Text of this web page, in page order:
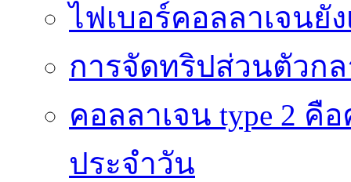
ไฟเบอร์คอลลาเจนยั
การจัดทริปส่วนตัวก
คอลลาเจน type 2
ประจำวัน